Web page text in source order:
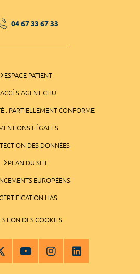
04 67 33 67 33
ESPACE PATIENT
ACCÈS AGENT CHU
: PARTIELLEMENT CONFORME
LÉGALES
DES DONNÉES
PLAN DU SITE
EUROPÉENS
HAS
DES COOKIES